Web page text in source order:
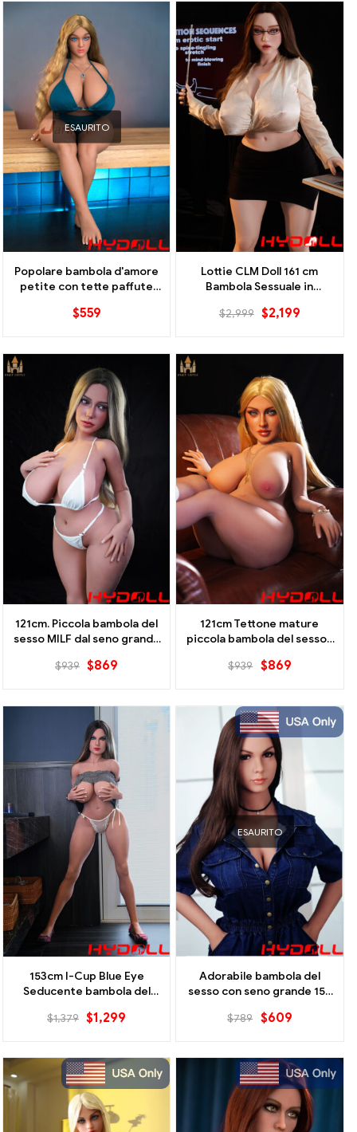
ESAURITO
Popolare bambola d'amore
petite con tette paffute
$559
Lottie CLM Doll 161 cm
Bambola Sessuale in
Insegnante Seducente
$2,999 $2,199
121cm. Piccola bambola del
sesso MILF dal seno grande
$939 $869
121cm Tettone mature
piccola bambola del sesso |
$939 $869
153cm I-Cup Blue Eye
Seducente bambola del
$1,379 $1,299
ESAURITO
Adorabile bambola del
sesso con seno grande 158
$789 $609